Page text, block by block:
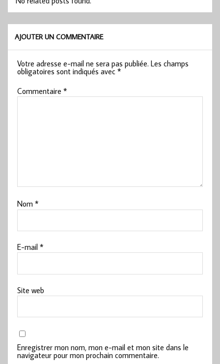
AJOUTER UN COMMENTAIRE
Votre adresse e-mail ne sera pas publiée. Les champs
obligatoires sont indiqués avec*
Commentaire*
Nom*
E-mail*
Site web
Enregistrer mon nom, mon e-mail et mon site dans le
navigateur pour mon prochain commentaire.